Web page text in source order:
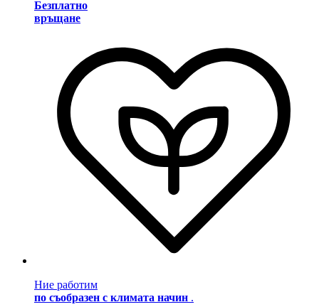
Безплатно
връщане
Ние работим
по съобразен с климата начин .